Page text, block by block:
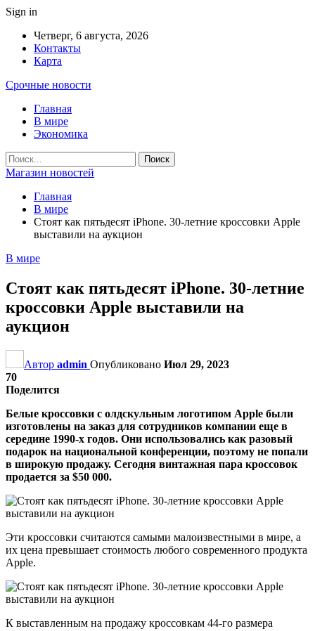
Sign in
Четверг, 6 августа, 2026
Контакты
Карта
Срочные новости
Главная
В мире
Экономика
Магазин новостей
Главная
В мире
Стоят как пятьдесят iPhone. 30-летние кроссовки Apple
выставили на аукцион
В мире
Стоят как пятьдесят iPhone. 30-летние
кроссовки Apple выставили на
аукцион
Автор admin Опубликовано Июл 29, 2023
70
Поделится
Белые кроссовки с олдскульным логотипом Apple были
изготовлены на заказ для сотрудников компании еще в
середине 1990-х годов. Они использовались как разовый
подарок на национальной конференции, поэтому не попали
в широкую продажу. Сегодня винтажная пара кроссовок
продается за $50 000.
Эти кроссовки считаются самыми малоизвестными в мире, а
их цена превышает стоимость любого современного продукта
Apple.
К выставленным на продажу кроссовкам 44-го размера